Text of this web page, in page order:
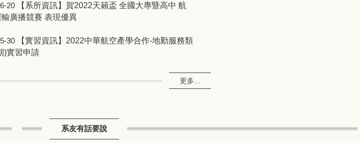
20
【系所資訊】賀2022天籟盃 全國大專暨高中 航
廣播競賽 表現優異
30
【實習資訊】2022中華航空產學合作-地勤服務類
)實習申請
更多...
系友有話要說